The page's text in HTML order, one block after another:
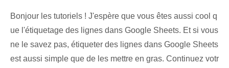
Bonjour les tutoriels ! J'espère que vous êtes aussi cool q
ue l'étiquetage des lignes dans Google Sheets. Et ​si vous
ne le savez pas, étiqueter des lignes dans Google Sheets​
est aussi simple que de les mettre en gras.‍ Continuez votr